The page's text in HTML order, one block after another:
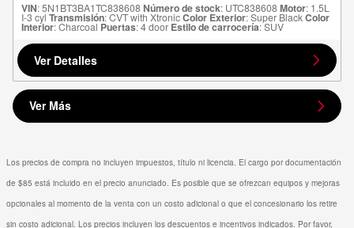
VIN: 5N1BT3BA1TC838608Número de stock: UTC838608Motor: 1.5L
I-3 cyl Transmisión: CVT with XtronicColor Exterior: Super BlackColor
Interior: Charcoal Puertas: 4 door Estilo de carrocería: SUV
Ver Detalles
Ver Más
Los precios de compra no incluyen impuestos, título ni licencia. El cargo por documentación
de $85 está incluido en el precio anunciado. Es posible que se ofrezcan equipos y mejoras
opcionales al momento de la venta con un costo adicional o que el concesionario los retire
sin costo adicional. Los precios incluyen los descuentos e incentivos indicados. Por favor,